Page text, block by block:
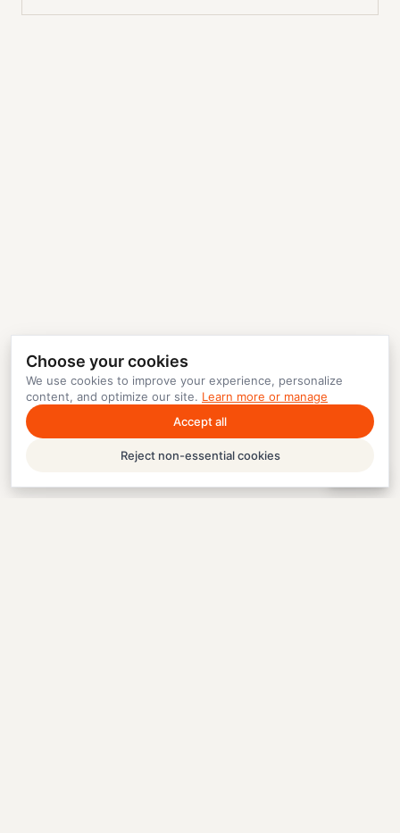
Choose your cookies
We use cookies to improve your experience, personalize
content, and optimize our site. Learn more or manage
Accept all
Reject non-essential cookies